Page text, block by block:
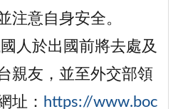
注意自身安全。
人於出國前將去處及
親友，並至外交部領
址： https://www.boc